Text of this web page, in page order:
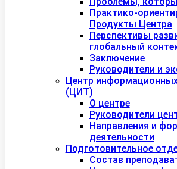
Практико-
Продукты Центра
Перспективы
глобальный
Заключение
Руководители и
Центр
(ЦИТ)
О центре
Руководители
Направления и
деятельности
Подготовительное
Состав